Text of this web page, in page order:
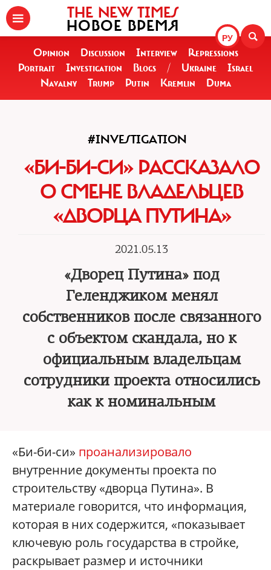
РУ
THE NEW TIMES
НОВОЕ ВРЕМЯ
Opinion Discussion Interview
Repressions
Portrait
Investigation Blogs / Ukraine
Israel
Navalny
Trump Putin Kremlin Duma
#INVESTIGATION
«БИ-БИ-СИ» РАССКАЗАЛО
О СМЕНЕ ВЛАДЕЛЬЦЕВ
«ДВОРЦА ПУТИНА»
2021.05.13
«Дворец Путина» под
Геленджиком менял
собственников после связанного
с объектом скандала, но к
официальным владельцам
сотрудники проекта относились
как к номинальным
«Би-би-си» проанализировало
внутренние документы проекта по
строительству «дворца Путина». В
материале говорится, что информация,
которая в них содержится, «показывает
ключевую роль государства в стройке,
раскрывает размер и источники